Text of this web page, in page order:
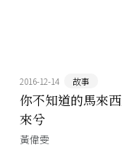
2016-12-14 故事
你不知道的馬來
來兮
黃偉雯